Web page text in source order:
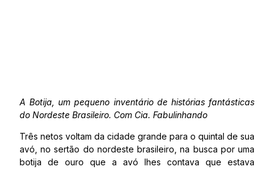
A Botija, um pequeno inventário de histórias fantásticas
do Nordeste Brasileiro. Com Cia. Fabulinhando
Três netos voltam da cidade grande para o quintal de sua
avó, no sertão do nordeste brasileiro, na busca por uma
botija de ouro que a avó lhes contava que estava